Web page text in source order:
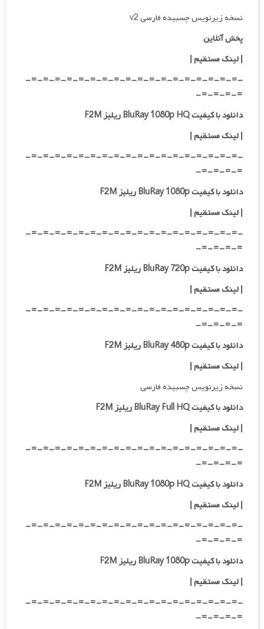
نسخه زیرنویس چسبیده فارسی v2
پخش آنلاین
| لینک مستقیم|
-=-=-=-=-=-=-=-=-=-=-=-=-=-=-=-=-=-=-
=-=-=-=-
دانلود با کیفیت BluRay 1080p HQ ریلیز F2M
|لینک مستقیم|
-=-=-=-=-=-=-=-=-=-=-=-=-=-=-=-=-=-=-
=-=-=-=-
دانلود با کیفیت BluRay 1080p ریلیز F2M
|لینک مستقیم|
-=-=-=-=-=-=-=-=-=-=-=-=-=-=-=-=-=-=-
=-=-=-=-
دانلود با کیفیت BluRay 720p ریلیز F2M
| لینک مستقیم|
-=-=-=-=-=-=-=-=-=-=-=-=-=-=-=-=-=-=-
=-=-=-=-
دانلود با کیفیت BluRay 480p ریلیز F2M
| لینک مستقیم|
نسخه زیرنویس چسبیده فارسی
دانلود با کیفیت BluRay Full HQ ریلیز F2M
|لینک مستقیم|
-=-=-=-=-=-=-=-=-=-=-=-=-=-=-=-=-=-=-
=-=-=-=-
دانلود با کیفیت BluRay 1080p HQ ریلیز F2M
|لینک مستقیم|
-=-=-=-=-=-=-=-=-=-=-=-=-=-=-=-=-=-=-
=-=-=-=-
دانلود با کیفیت BluRay 1080p ریلیز F2M
|لینک مستقیم|
-=-=-=-=-=-=-=-=-=-=-=-=-=-=-=-=-=-=-
=-=-=-=-